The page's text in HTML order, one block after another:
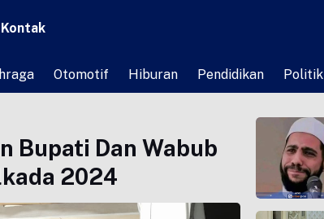
Kontak
Otomotif Hiburan Pendidikan Politik
Bupati Dan Wabub
2024